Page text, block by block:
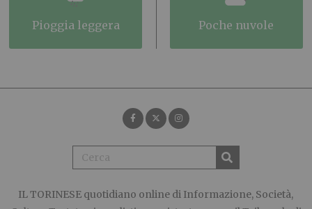
pioggia leggera poche nuvole
IL TORINESE quotidiano online di Informazione, Società,